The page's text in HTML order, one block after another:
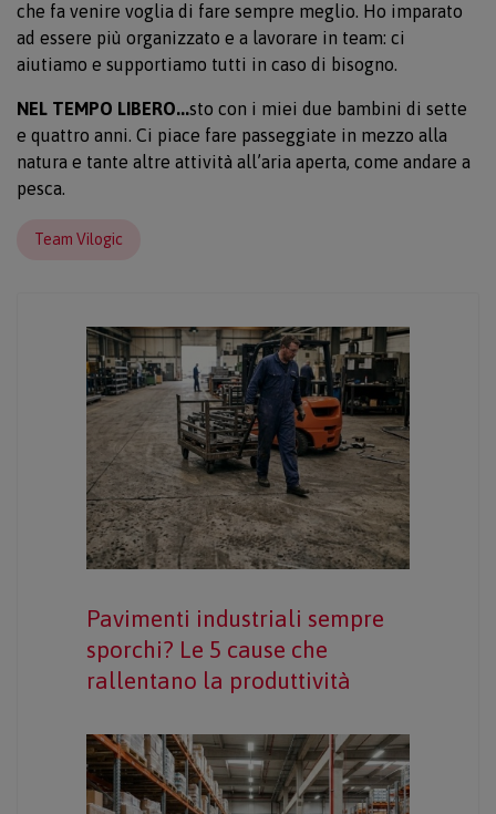
che fa venire voglia di fare sempre meglio. Ho imparato
ad essere più organizzato e a lavorare in team: ci
aiutiamo e supportiamo tutti in caso di bisogno.
NEL TEMPO LIBERO...sto con i miei due bambini di sette
e quattro anni. Ci piace fare passeggiate in mezzo alla
natura e tante altre attività all’aria aperta, come andare a
pesca.
Team Vilogic
Pavimenti industriali sempre
sporchi? Le 5 cause che
rallentano la produttività